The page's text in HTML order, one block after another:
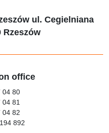
ul. Cegielniana
Rzeszów
office
04 80
04 81
04 82
892